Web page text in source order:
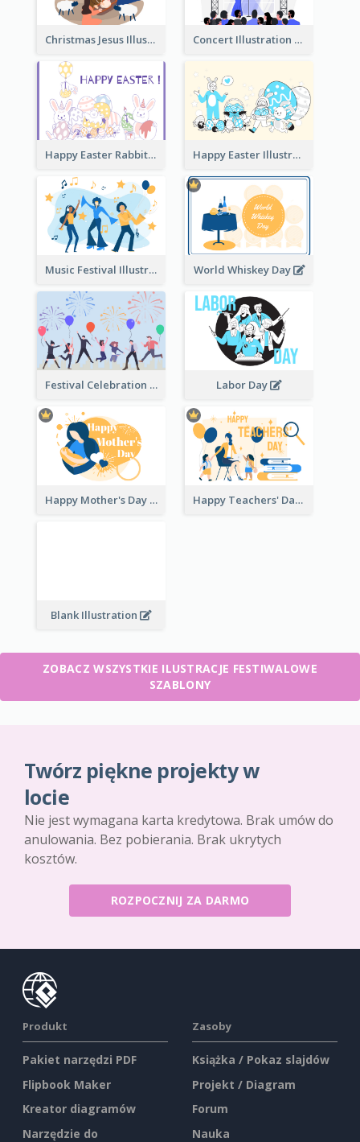
Christmas Jesus Illustration Concert Illustration
Happy Easter Rabbit Illustration Happy Easter Illustration
Music Festival Illustration World Whiskey Day
Festival Celebration Illustration Labor Day
Happy Mother's Day Happy Teachers' Day
Blank Illustration
ZOBACZ WSZYSTKIE ILUSTRACJE FESTIWALOWE
SZABLONY
Twórz piękne projekty w
locie
Nie jest wymagana karta kredytowa. Brak umów do
anulowania. Bez pobierania. Brak ukrytych
kosztów.
ROZPOCZNIJ ZA DARMO
Produkt
Pakiet narzędzi PDF
Flipbook Maker
Kreator diagramów
Narzędzie do
Zasoby
Książka / Pokaz slajdów
Projekt / Diagram
Forum
Nauka